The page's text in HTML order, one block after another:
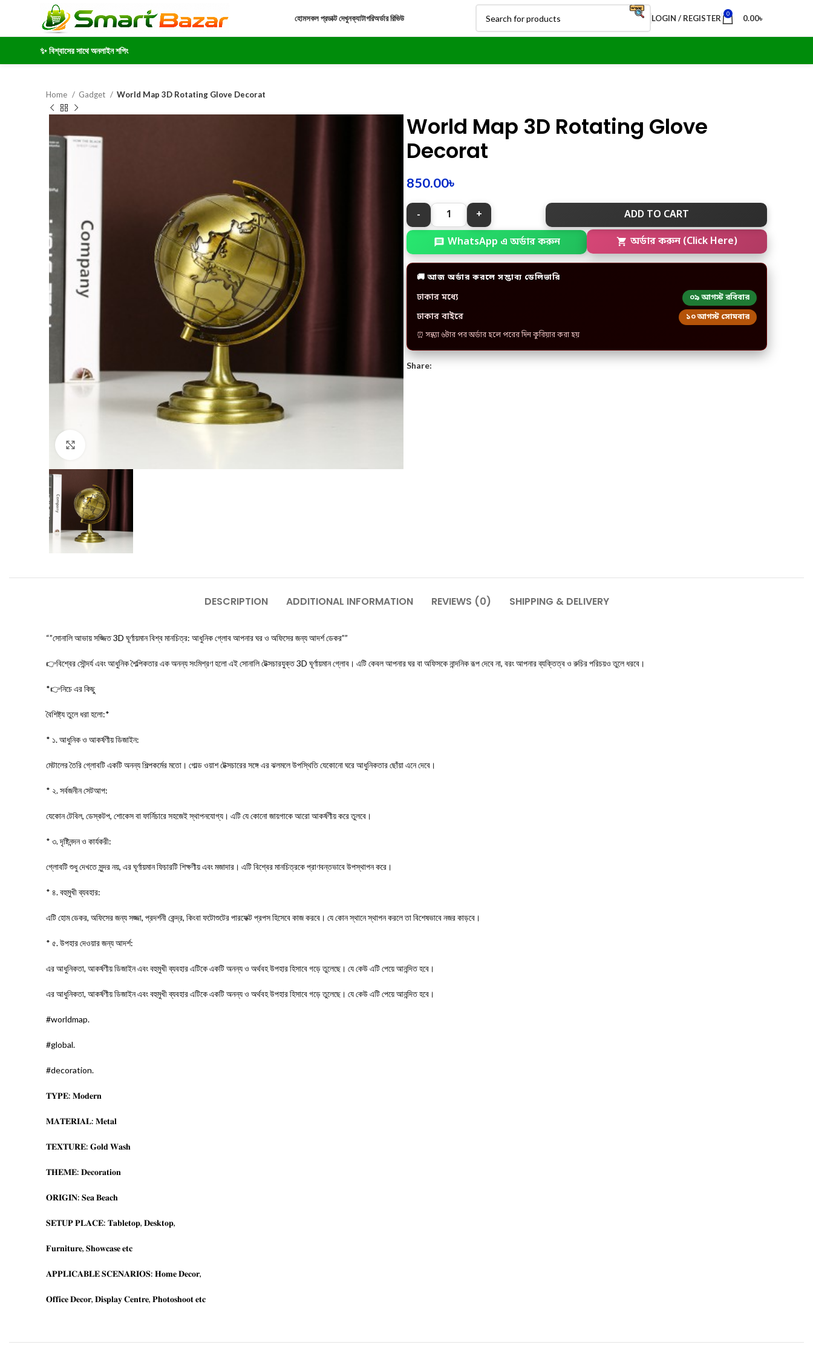
হোমসকল প্রডাক্ট দেখুনক্যাটাগরিঅর্ডার রিভিউ LOGIN / REGISTER 0 0.00৳
✨ বিশ্বাসের সাথে অনলাইন শপিং
Home Gadget World Map 3D Rotating Glove Decorat
World Map 3D Rotating Glove
Decorat
850.00৳
ADD TO CART
WhatsApp এ অর্ডার করুন অর্ডার করুন (Click Here)
🚚 আজ অর্ডার করলে সম্ভাব্য ডেলিভারি
ঢাকার মধ্যে ০৯ আগস্ট রবিবার
ঢাকার বাইরে ১০ আগস্ট সোমবার
⏰ সন্ধ্যা ৬টার পর অর্ডার হলে পরের দিন কুরিয়ার করা হয়
Share:
DESCRIPTION ADDITIONAL INFORMATION REVIEWS (0) SHIPPING & DELIVERY
“”সোনালি আভায় সজ্জিত 3D ঘূর্ণায়মান বিশ্ব মানচিত্র: আধুনিক গ্লোব আপনার ঘর ও অফিসের জন্য আদর্শ ডেকর””
👉বিশ্বের সৌন্দর্য এবং আধুনিক শৈল্পিকতার এক অনন্য সংমিশ্রণ হলো এই সোনালি টেক্সচারযুক্ত 3D ঘূর্ণায়মান গ্লোব। এটি কেবল আপনার ঘর বা অফিসকে নান্দনিক রূপ দেবে না, বরং আপনার ব্যক্তিত্ব ও রুচির পরিচয়ও তুলে ধরবে।
*👉নিচে এর কিছু
বৈশিষ্ট্য তুলে ধরা হলো:*
* ১. আধুনিক ও আকর্ষণীয় ডিজাইন:
মেটালের তৈরি গ্লোবটি একটি অনন্য শিল্পকর্মের মতো। গোল্ড ওয়াশ টেক্সচারের সঙ্গে এর ঝলমলে উপস্থিতি যেকোনো ঘরে আধুনিকতার ছোঁয়া এনে দেবে।
* ২. সর্বজনীন সেটআপ:
যেকোন টেবিল, ডেস্কটপ, শোকেস বা ফার্নিচারে সহজেই স্থাপনযোগ্য। এটি যে কোনো জায়গাকে আরো আকর্ষণীয় করে তুলবে।
* ৩. দৃষ্টিনন্দন ও কার্যকরী:
গ্লোবটি শুধু দেখতে সুন্দর নয়, এর ঘূর্ণায়মান ফিচারটি শিক্ষণীয় এবং মজাদার। এটি বিশ্বের মানচিত্রকে প্রাণবন্তভাবে উপস্থাপন করে।
* ৪. বহুমুখী ব্যবহার:
এটি হোম ডেকর, অফিসের জন্য সজ্জা, প্রদর্শনী কেন্দ্র, কিংবা ফটোশুটের পারফেক্ট প্রপস হিসেবে কাজ করবে। যে কোন স্থানে স্থাপন করলে তা বিশেষভাবে নজর কাড়বে।
* ৫. উপহার দেওয়ার জন্য আদর্শ:
এর আধুনিকতা, আকর্ষণীয় ডিজাইন এবং বহুমুখী ব্যবহার এটিকে একটি অনন্য ও অর্থবহ উপহার হিসাবে গড়ে তুলেছে। যে কেউ এটি পেয়ে আনন্দিত হবে।
এর আধুনিকতা, আকর্ষণীয় ডিজাইন এবং বহুমুখী ব্যবহার এটিকে একটি অনন্য ও অর্থবহ উপহার হিসাবে গড়ে তুলেছে। যে কেউ এটি পেয়ে আনন্দিত হবে।
#worldmap.
#global.
#decoration.
𝐓𝐘𝐏𝐄: 𝐌𝐨𝐝𝐞𝐫𝐧
𝐌𝐀𝐓𝐄𝐑𝐈𝐀𝐋: 𝐌𝐞𝐭𝐚𝐥
𝐓𝐄𝐗𝐓𝐔𝐑𝐄: 𝐆𝐨𝐥𝐝 𝐖𝐚𝐬𝐡
𝐓𝐇𝐄𝐌𝐄: 𝐃𝐞𝐜𝐨𝐫𝐚𝐭𝐢𝐨𝐧
𝐎𝐑𝐈𝐆𝐈𝐍: 𝐒𝐞𝐚 𝐁𝐞𝐚𝐜𝐡
𝐒𝐄𝐓𝐔𝐏 𝐏𝐋𝐀𝐂𝐄: 𝐓𝐚𝐛𝐥𝐞𝐭𝐨𝐩, 𝐃𝐞𝐬𝐤𝐭𝐨𝐩,
𝐅𝐮𝐫𝐧𝐢𝐭𝐮𝐫𝐞, 𝐒𝐡𝐨𝐰𝐜𝐚𝐬𝐞 𝐞𝐭𝐜
𝐀𝐏𝐏𝐋𝐈𝐂𝐀𝐁𝐋𝐄 𝐒𝐂𝐄𝐍𝐀𝐑𝐈𝐎𝐒: 𝐇𝐨𝐦𝐞 𝐃𝐞𝐜𝐨𝐫,
𝐎𝐟𝐟𝐢𝐜𝐞 𝐃𝐞𝐜𝐨𝐫, 𝐃𝐢𝐬𝐩𝐥𝐚𝐲 𝐂𝐞𝐧𝐭𝐫𝐞, 𝐏𝐡𝐨𝐭𝐨𝐬𝐡𝐨𝐨𝐭 𝐞𝐭𝐜